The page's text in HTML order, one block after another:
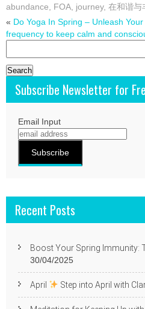
abundance
FOA journey, 在和谐与
« Do Yoga In Spring – Unleash
frequency to keep calm and
for:
Subscribe Newsletter for
Email Input
Recent Posts
Boost Your Spring Immunity:
30/04/2025
April Step into April with